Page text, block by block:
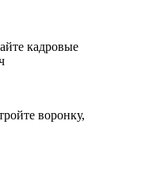
кадровые
воронку,